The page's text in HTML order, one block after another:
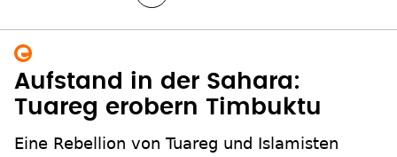
Aufstand in der Sahara:
Tuareg erobern Timbuktu
Eine Rebellion von Tuareg und Islamisten